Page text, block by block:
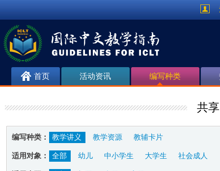
首页 活动资讯 编写种类
共
编写种类： 教学讲义 教学资源 教辅卡片
适用对象： 全部 幼儿 中小学生 大学生 社会成人